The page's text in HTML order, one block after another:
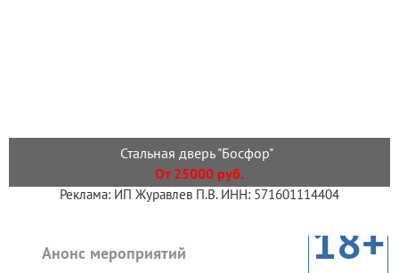
Стальная дверь "Босфор"
От 25000 руб.
Реклама: ИП Журавлев П.В. ИНН: 571601114404
Анонс мероприятий 18+